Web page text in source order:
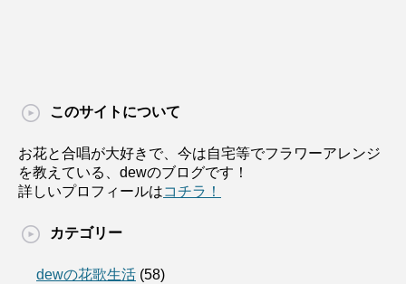
このサイトについて
お花と合唱が大好きで、今は自宅等でフラワーアレンジ
を教えている、dewのブログです！
詳しいプロフィールはコチラ！
カテゴリー
dewの花歌生活 (58)